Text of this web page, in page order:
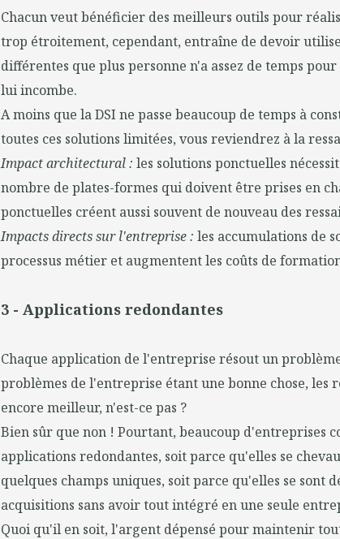
Chacun veut bénéficier des meilleurs outils pour
trop étroitement, cependant, entraîne de devoir
différentes que plus personne n'a assez de temps
lui incombe.
A moins que la DSI ne passe beaucoup de temps à
toutes ces solutions limitées, vous reviendrez à la
Impact architectural : les solutions ponctuelles
nombre de plates-formes qui doivent être prises en
ponctuelles créent aussi souvent de nouveau des
Impacts directs sur l'entreprise : les accumulations de
processus métier et augmentent les coûts de
3 - Applications redondantes
Chaque application de l'entreprise résout un
problèmes de l'entreprise étant une bonne chose, les
encore meilleur, n'est-ce pas ?
Bien sûr que non ! Pourtant, beaucoup d'entreprises
applications redondantes, soit parce qu'elles se
quelques champs uniques, soit parce qu'elles se sont
acquisitions sans avoir tout intégré en une seule
Quoi qu'il en soit, l'argent dépensé pour maintenir